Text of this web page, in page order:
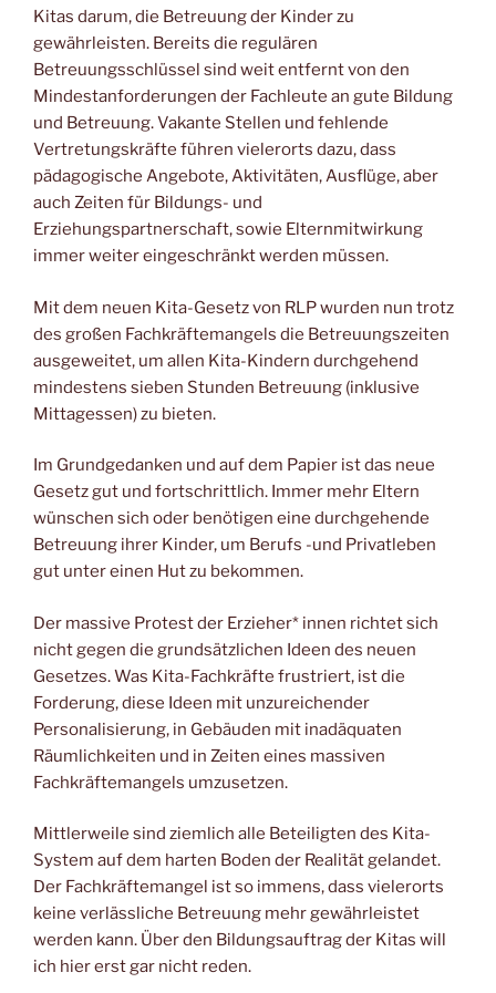
Kitas darum, die Betreuung der Kinder zu
gewährleisten. Bereits die regulären
Betreuungsschlüssel sind weit entfernt von den
Mindestanforderungen der Fachleute an gute Bildung
und Betreuung. Vakante Stellen und fehlende
Vertretungskräfte führen vielerorts dazu, dass
pädagogische Angebote, Aktivitäten, Ausflüge, aber
auch Zeiten für Bildungs- und
Erziehungspartnerschaft, sowie Elternmitwirkung
immer weiter eingeschränkt werden müssen.
Mit dem neuen Kita-Gesetz von RLP wurden nun trotz
des großen Fachkräftemangels die Betreuungszeiten
ausgeweitet, um allen Kita-Kindern durchgehend
mindestens sieben Stunden Betreuung (inklusive
Mittagessen) zu bieten.
Im Grundgedanken und auf dem Papier ist das neue
Gesetz gut und fortschrittlich. Immer mehr Eltern
wünschen sich oder benötigen eine durchgehende
Betreuung ihrer Kinder, um Berufs -und Privatleben
gut unter einen Hut zu bekommen.
Der massive Protest der Erzieher* innen richtet sich
nicht gegen die grundsätzlichen Ideen des neuen
Gesetzes. Was Kita-Fachkräfte frustriert, ist die
Forderung, diese Ideen mit unzureichender
Personalisierung, in Gebäuden mit inadäquaten
Räumlichkeiten und in Zeiten eines massiven
Fachkräftemangels umzusetzen.
Mittlerweile sind ziemlich alle Beteiligten des Kita-
System auf dem harten Boden der Realität gelandet.
Der Fachkräftemangel ist so immens, dass vielerorts
keine verlässliche Betreuung mehr gewährleistet
werden kann. Über den Bildungsauftrag der Kitas will
ich hier erst gar nicht reden.